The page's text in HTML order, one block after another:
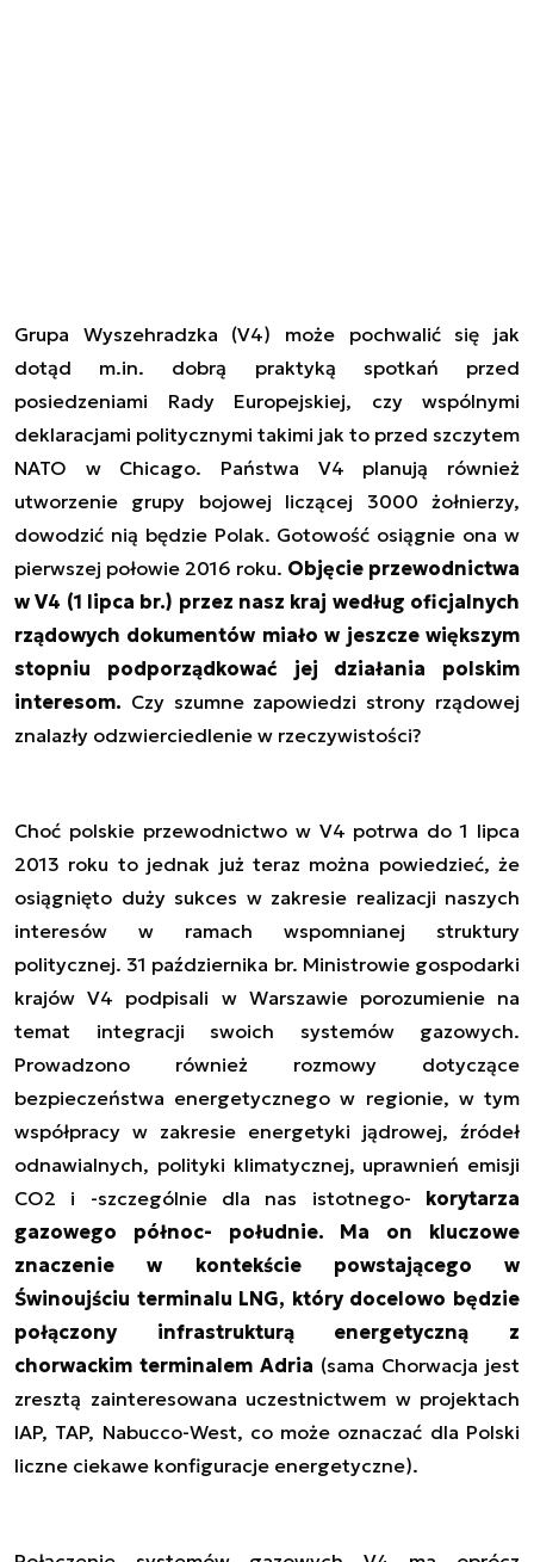
Grupa Wyszehradzka (V4) może pochwalić się jak
dotąd m.in. dobrą praktyką spotkań przed
posiedzeniami Rady Europejskiej, czy wspólnymi
deklaracjami politycznymi takimi jak to przed szczytem
NATO w Chicago. Państwa V4 planują również
utworzenie grupy bojowej liczącej 3000 żołnierzy,
dowodzić nią będzie Polak. Gotowość osiągnie ona w
pierwszej połowie 2016 roku. Objęcie przewodnictwa
w V4 (1 lipca br.) przez nasz kraj według oficjalnych
rządowych dokumentów miało w jeszcze większym
stopniu podporządkować jej działania polskim
interesom. Czy szumne zapowiedzi strony rządowej
znalazły odzwierciedlenie w rzeczywistości?
Choć polskie przewodnictwo w V4 potrwa do 1 lipca
2013 roku to jednak już teraz można powiedzieć, że
osiągnięto duży sukces w zakresie realizacji naszych
interesów w ramach wspomnianej struktury
politycznej. 31 października br. Ministrowie gospodarki
krajów V4 podpisali w Warszawie porozumienie na
temat integracji swoich systemów gazowych.
Prowadzono również rozmowy dotyczące
bezpieczeństwa energetycznego w regionie, w tym
współpracy w zakresie energetyki jądrowej, źródeł
odnawialnych, polityki klimatycznej, uprawnień emisji
CO2 i -szczególnie dla nas istotnego- korytarza
gazowego północ- południe. Ma on kluczowe
znaczenie w kontekście powstającego w
Świnoujściu terminalu LNG, który docelowo będzie
połączony infrastrukturą energetyczną z
chorwackim terminalem Adria (sama Chorwacja jest
zresztą zainteresowana uczestnictwem w projektach
IAP, TAP, Nabucco-West, co może oznaczać dla Polski
liczne ciekawe konfiguracje energetyczne).